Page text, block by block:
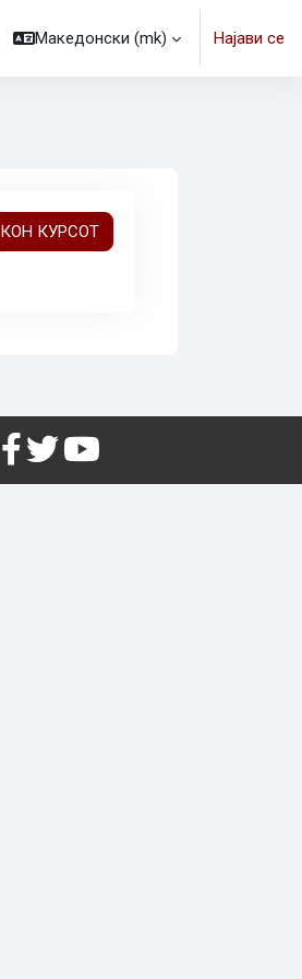
Македонски ‎(mk)‎ Најави се
КОН КУРСОТ